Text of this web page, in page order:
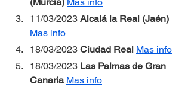
(Murcia) Mas info
11/03/2023 Alcalá la Real (Jaén)
Mas info
18/03/2023 Ciudad Real Mas info
18/03/2023 Las Palmas de Gran
Canaria Mas info